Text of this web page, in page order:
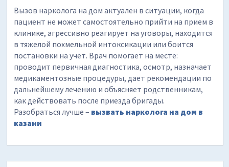
Вызов нарколога на дом актуален в ситуации, когда
пациент не может самостоятельно прийти на прием в
клинике, агрессивно реагирует на уговоры, находится
в тяжелой похмельной интоксикации или боится
постановки на учет. Врач помогает на месте:
проводит первичная диагностика, осмотр, назначает
медикаментозные процедуры, дает рекомендации по
дальнейшему лечению и объясняет родственникам,
как действовать после приезда бригады.
Разобраться лучше – вызвать нарколога на дом в
казани